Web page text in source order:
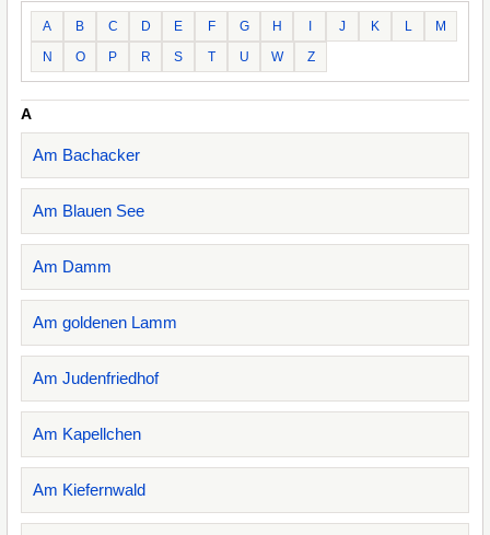
A B C D E F G H J K L
M
N
O P R S T U W Z
A
Am Bachacker
Am Blauen See
Am Damm
Am goldenen Lamm
Am Judenfriedhof
Am Kapellchen
Am Kiefernwald